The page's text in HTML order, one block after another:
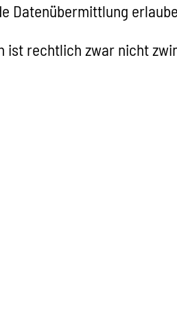
Datenübermittlung
rechtlich zwar nicht